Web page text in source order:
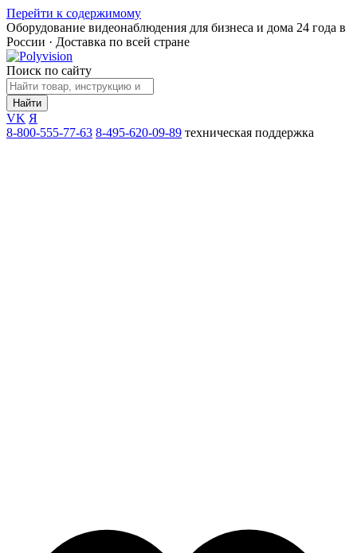
Перейти к содержимому
Оборудование видеонаблюдения для бизнеса и дома 24 года в
России · Доставка по всей стране
Поиск по сайту
Найти
VK Я
8-800-555-77-63 8-495-620-09-89 техническая поддержка